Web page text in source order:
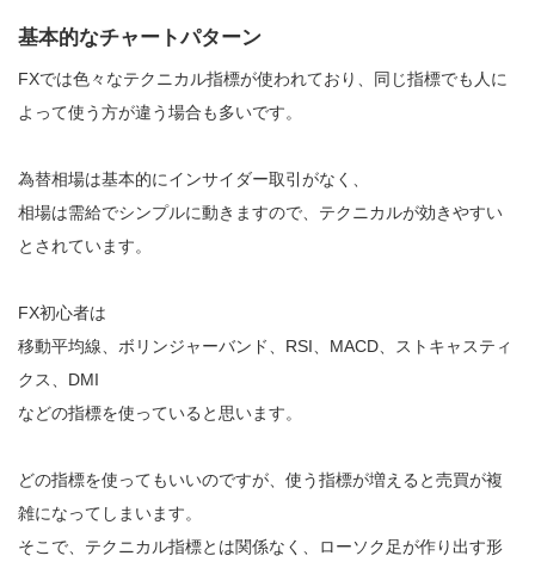
基本的なチャートパターン
FXでは色々なテクニカル指標が使われており、同じ指標でも人に
よって使う方が違う場合も多いです。
為替相場は基本的にインサイダー取引がなく、
相場は需給でシンプルに動きますので、テクニカルが効きやすい
とされています。
FX初心者は
移動平均線、ボリンジャーバンド、RSI、MACD、ストキャスティ
クス、DMI
などの指標を使っていると思います。
どの指標を使ってもいいのですが、使う指標が増えると売買が複
雑になってしまいます。
そこで、テクニカル指標とは関係なく、ローソク足が作り出す形